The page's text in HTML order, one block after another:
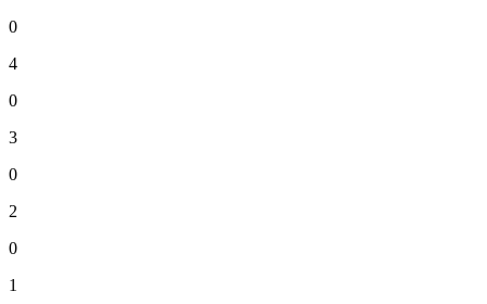
0
4
0
3
0
2
0
1